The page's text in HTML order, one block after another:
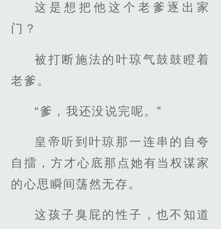
这是想把他这个老爹逐出家
门？
被打断施法的叶琼气鼓鼓瞪着
老爹。
“爹，我还没说完呢。”
皇帝听到叶琼那一连串的自夸
自擂，方才心底那点她有当权谋家
的心思瞬间荡然无存。
这孩子臭屁的性子，也不知道